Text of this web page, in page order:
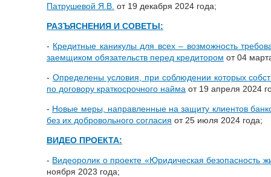
Патрушевой Я.В. от 19 декабря 2024 года;
РАЗЪЯСНЕНИЯ И СОВЕТЫ:
- Кредитные каникулы для всех – возможность
заемщиком обязательств перед кредитором от 04
- Определены условия, при соблюдении которых
по договору краткосрочного найма от 19 апреля 2024
- Новые меры, направленные на защиту клиентов
без их добровольного согласия от 25 июля 2024 года;
ВИДЕО ПРОЕКТА:
- Видеоролик о проекте «Юридическая безопасность
ноября 2023 года;